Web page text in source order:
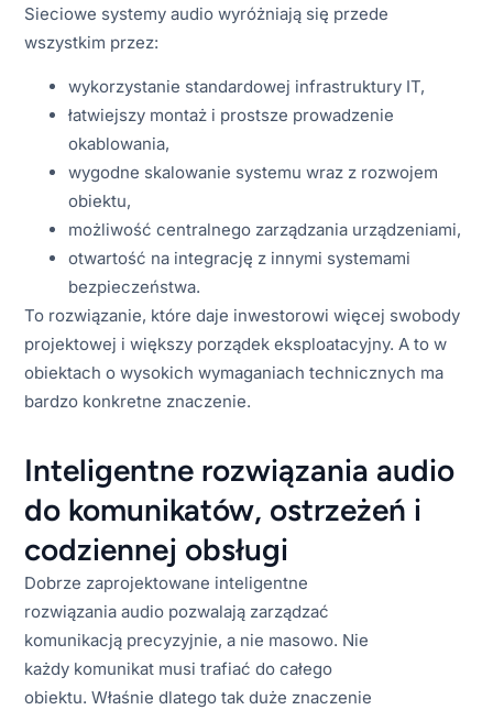
Sieciowe systemy audio wyróżniają się przede
wszystkim przez:
wykorzystanie standardowej infrastruktury IT,
łatwiejszy montaż i prostsze prowadzenie
okablowania,
wygodne skalowanie systemu wraz z rozwojem
obiektu,
możliwość centralnego zarządzania urządzeniami,
otwartość na integrację z innymi systemami
bezpieczeństwa.
To rozwiązanie, które daje inwestorowi więcej swobody
projektowej i większy porządek eksploatacyjny. A to w
obiektach o wysokich wymaganiach technicznych ma
bardzo konkretne znaczenie.
Inteligentne rozwiązania audio
do komunikatów, ostrzeżeń i
codziennej obsługi
Dobrze zaprojektowane inteligentne
rozwiązania audio pozwalają zarządzać
komunikacją precyzyjnie, a nie masowo. Nie
każdy komunikat musi trafiać do całego
obiektu. Właśnie dlatego tak duże znaczenie